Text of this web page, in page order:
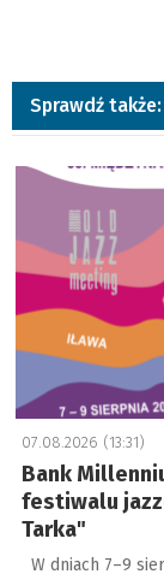
Sprawdź także:
a
07.08.2026 (13:31)
Bank
festiwalu
Tarka"
W dniach 7–9